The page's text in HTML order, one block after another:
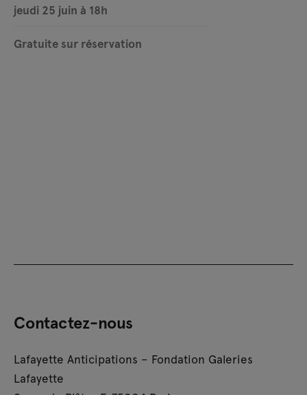
d’un théâtre d’ombres.
jeudi 25 juin à 18h
Gratuite sur réservation
Contactez-nous
Lafayette Anticipations – Fondation Galeries
Lafayette